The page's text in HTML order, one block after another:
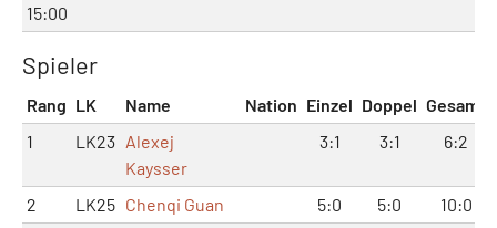
15:00
Spieler
Rang LK Name Nation Einzel Doppel Gesamt
1
LK23 Alexej
Kaysser
3:1 3:1 6:2
2 LK25 Chenqi Guan 5:0 5:0
10:0